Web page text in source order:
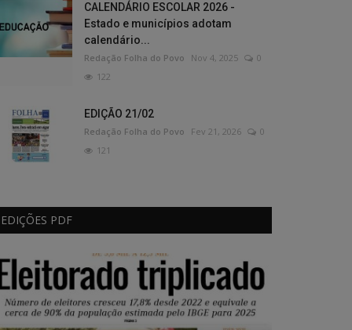
CALENDÁRIO ESCOLAR 2026 -
Estado e municípios adotam
calendário...
Redação Folha do Povo Nov 4, 2025
0
122
EDIÇÃO 21/02
Redação Folha do Povo Fev 21, 2026
0
121
EDIÇÕES PDF